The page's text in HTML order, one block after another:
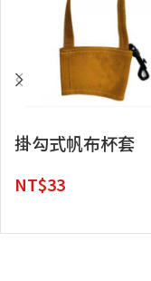
掛勾式帆布杯套
NT$33